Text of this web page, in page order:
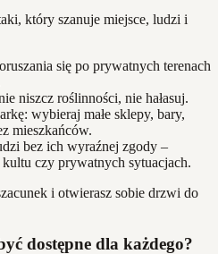
który szanuje miejsce, ludzi i
się po prywatnych terenach
niszcz roślinności, nie hałasuj.
wybieraj małe sklepy, bary,
mieszkańców.
bez ich wyraźnej zgody –
czy prywatnych sytuacjach.
i otwierasz sobie drzwi do
dostępne dla każdego?